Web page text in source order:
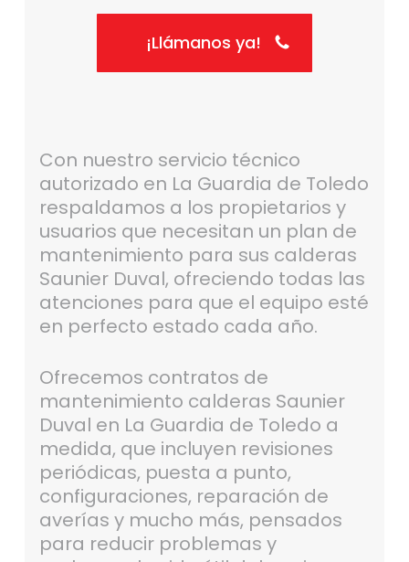
¡Llámanos ya!
Con nuestro servicio técnico
autorizado en La Guardia de Toledo
respaldamos a los propietarios y
usuarios que necesitan un plan de
mantenimiento para sus calderas
Saunier Duval, ofreciendo todas las
atenciones para que el equipo esté
en perfecto estado cada año.
Ofrecemos contratos de
mantenimiento calderas Saunier
Duval en La Guardia de Toledo a
medida, que incluyen revisiones
periódicas, puesta a punto,
configuraciones, reparación de
averías y mucho más, pensados
para reducir problemas y